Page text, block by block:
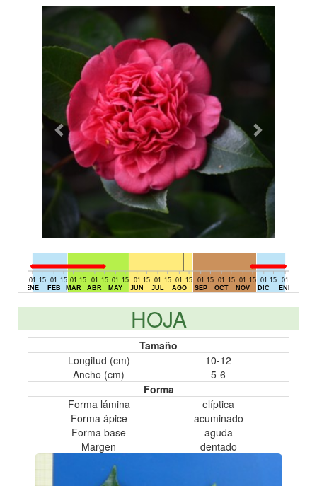
01
ENE
15
01
FEB
15 01
MAR
15
01
ABR
15 01
MAY
15
01
JUN
15
01
JUL
15
01
AGO
15
01
SEP
15
01
OCT
15
01
NOV
15 01
DIC
15
01
ENE
HOJA
Tamaño
Longitud (cm)
10-12
Ancho (cm)
5-6
Forma
Forma lámina
elíptica
Forma ápice
acuminado
Forma base
aguda
Margen
dentado